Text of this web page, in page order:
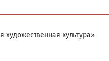
художественная культура»